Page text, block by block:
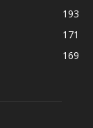
193
171
169